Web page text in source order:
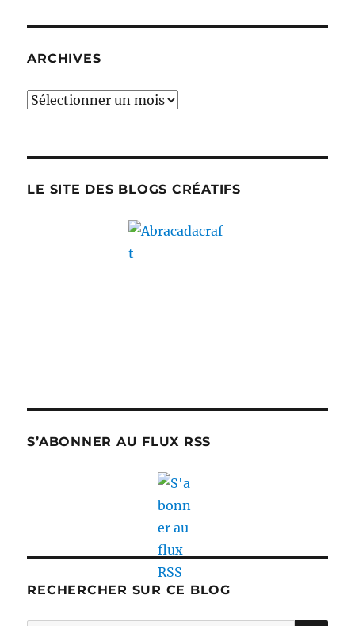
ARCHIVES
Archives
LE SITE DES BLOGS CRÉATIFS
S’ABONNER AU FLUX RSS
RECHERCHER SUR CE BLOG